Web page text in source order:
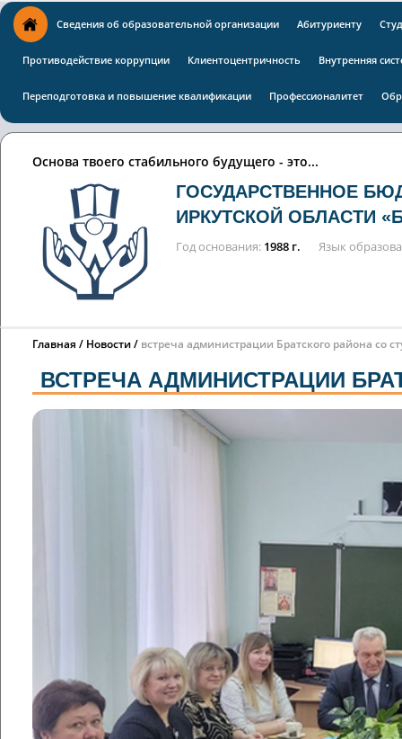
Сведения об образовательной организации Абитуриенту
Противодействие коррупции Клиентоцентричность Внутренняя
Переподготовка и повышение квалификации Профессионалитет
Основа твоего стабильного будущего - это...
ГОСУДАРСТВЕННОЕ
ИРКУТСКОЙ ОБЛАСТИ
Год основания 1988 г. Язык
Главная Новости встреча администрации Братского района со
ВСТРЕЧА АДМИНИСТРАЦИИ